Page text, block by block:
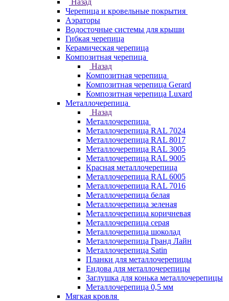
Назад
Черепица и кровельные покрытия
Аэраторы
Водосточные системы для крыши
Гибкая черепица
Керамическая черепица
Композитная черепица
Назад
Композитная черепица
Композитная черепица Gerard
Композитная черепица Luxard
Металлочерепица
Назад
Металлочерепица
Металлочерепица RAL 7024
Металлочерепица RAL 8017
Металлочерепица RAL 3005
Металлочерепица RAL 9005
Красная металлочерепица
Металлочерепица RAL 6005
Металлочерепица RAL 7016
Металлочерепица белая
Металлочерепица зеленая
Металлочерепица коричневая
Металлочерепица серая
Металлочерепица шоколад
Металлочерепица Гранд Лайн
Металлочерепица Satin
Планки для металлочерепицы
Ендова для металлочерепицы
Заглушка для конька металлочерепицы
Металлочерепица 0,5 мм
Мягкая кровля